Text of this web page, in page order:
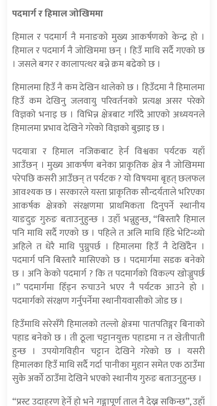
पदमार्ग र हिमाल जोखिममा
हिमाल र पदमार्ग नै मनाङको मुख्य आकर्षणको केन्द्र हो ।
हिमाल र पदमार्ग नै जोखिममा छन् । हिउँ माथि सर्दै गएको छ
। जसले बगर र कालापत्थर बन्ने क्रम बढेको छ ।
हिमालमा हिउँ नै कम देखिन थालेको छ । हिउँदमा नै हिमालमा
हिउँ कम देखिनु जलवायु परिवर्तनको प्रत्यक्ष असर परेको
विज्ञको भनाइ छ । विभिन्न क्षेत्रबाट गरिँदै आएको अध्ययनले
हिमालमा प्रभाव देखिने गरेको विज्ञको बुझाइ छ ।
पदयात्रा र हिमाल नजिकबाट हेर्न विश्वका पर्यटक यहाँ
आउँछन् । मुख्य आकर्षण बनेका प्राकृतिक क्षेत्र नै जोखिममा
परेपछि कसरी आउँछन् त पर्यटक ? यो विषयमा बृहत् छलफल
आवश्यक छ । सरकारले यस्ता प्राकृतिक सौन्दर्यताले भरिएका
आकर्षक क्षेत्रको संरक्षणमा प्राथमिकता दिनुपर्ने स्थानीय
याङदुङ गुरुङ बताउनुहुन्छ । उहाँ भन्नुहुन्छ, “बिस्तारै हिमाल
पनि माथि सर्दै गएको छ । पहिले त अलि माथि हिँडे भेटिन्थ्यो
अहिले त धेरै माथि पुग्नुपर्छ । हिमालमा हिउँ नै देखिँदैन ।
पदमार्ग पनि बिस्तारै मासिएको छ । पदमार्गमा सडक बनेको
छ । अनि केको पदमार्ग ? कि त पदमार्गको विकल्प खोज्नुपर्छ
।” पदमार्गमा हिँड्न रुचाउने भएर नै पर्यटक आउने हो ।
पदमार्गको संरक्षण गर्नुपर्नेमा स्थानीयवासीको जोड छ ।
हिउँमाथि सरेसँगै हिमालको तल्लो क्षेत्रमा पातपतिङ्गर बिनाको
पहाड बनेको छ । ती ठूला चट्टानयुक्त पहाडमा न त खेतीपाती
हुन्छ । उपयोगविहीन चट्टान देखिने गरेको छ । यसरी
हिमालका हिउँ माथि सर्दै गर्दा पानीका मुहान समेत एक ठाउँमा
सुके अर्को ठाउँमा देखिने भएको स्थानीय गुरुङ बताउनुहुन्छ ।
“प्रस्ट उदाहरण हेर्ने हो भने गङ्गापूर्ण ताल नै देख्न सकिन्छ”, उहाँ